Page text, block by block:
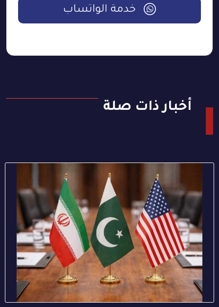
خدمة الواتساب
أخبار ذات صلة